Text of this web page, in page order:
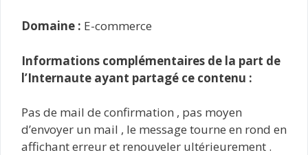
Domaine : E-commerce
Informations complémentaires de la part de
l’Internaute ayant partagé ce contenu :
Pas de mail de confirmation , pas moyen
d’envoyer un mail , le message tourne en rond en
affichant erreur et renouveler ultérieurement .